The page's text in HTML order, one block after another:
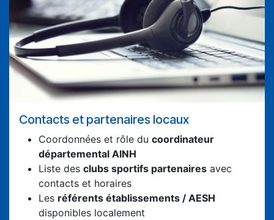
Contacts et partenaires locaux
Coordonnées et rôle du coordinateur
départemental AINH
Liste des clubs sportifs partenaires avec
contacts et horaires
Les référents établissements / AESH
disponibles localement